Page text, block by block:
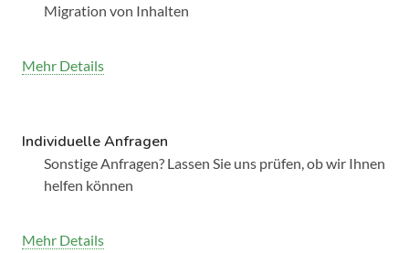
Migration von Inhalten
Mehr Details
Individuelle Anfragen
Sonstige Anfragen? Lassen Sie uns prüfen, ob wir Ihnen
helfen können
Mehr Details